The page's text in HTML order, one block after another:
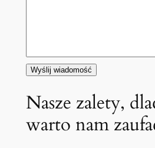
Nasze zalety,
warto nam